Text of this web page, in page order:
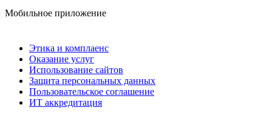
Мобильное приложение
Этика и комплаенс
Оказание услуг
Использование сайтов
Защита персональных данных
Пользовательское соглашение
ИТ аккредитация